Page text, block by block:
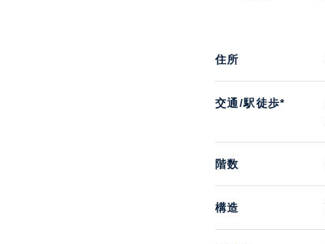
住所
交通/駅徒歩*
階数
構造